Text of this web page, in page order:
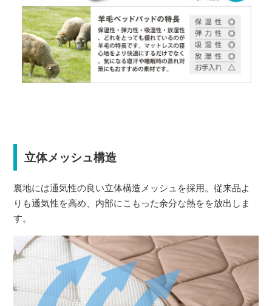
立体メッシュ構造
裏地には通気性の良い立体構造メッシュを採用。従来品よ
りも通気性を高め、内部にこもった余分な熱をを放出しま
す。